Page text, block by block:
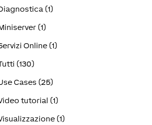
(1)
(1)
Online (1)
(130)
Cases (25)
tutorial (1)
(1)